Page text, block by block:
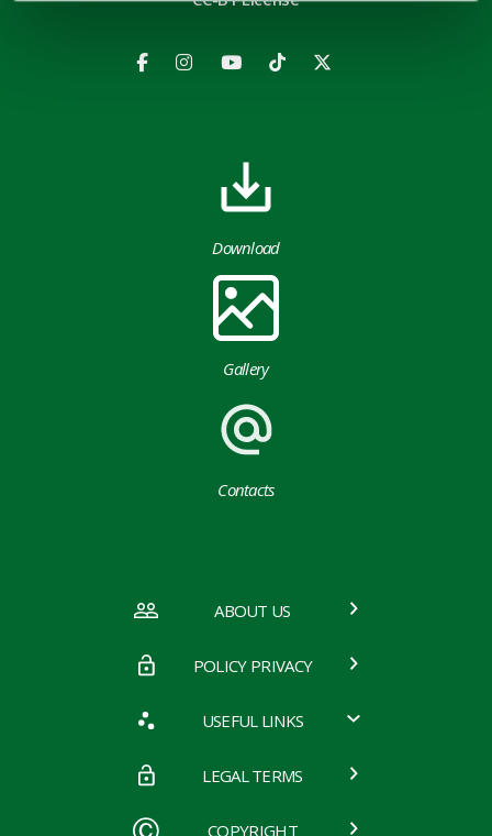
Download
Gallery
Contacts
ABOUT US
POLICY PRIVACY
USEFUL LINKS
LEGAL TERMS
COPYRIGHT